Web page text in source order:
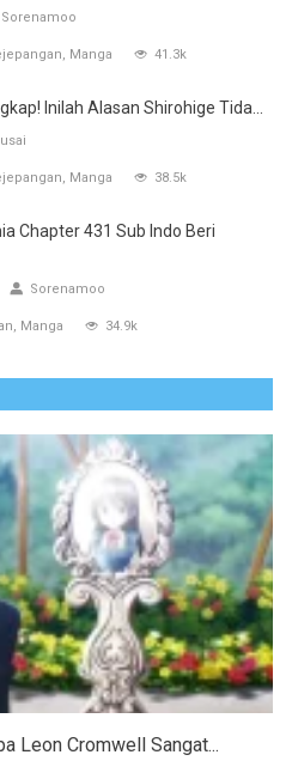
Sorenamoo
Manga 41.3k
Inilah Alasan Shirohige Tida...
Manga 38.5k
Chapter 431 Sub Indo Beri
Sorenamoo
Manga 34.9k
Leon Cromwell Sangat...